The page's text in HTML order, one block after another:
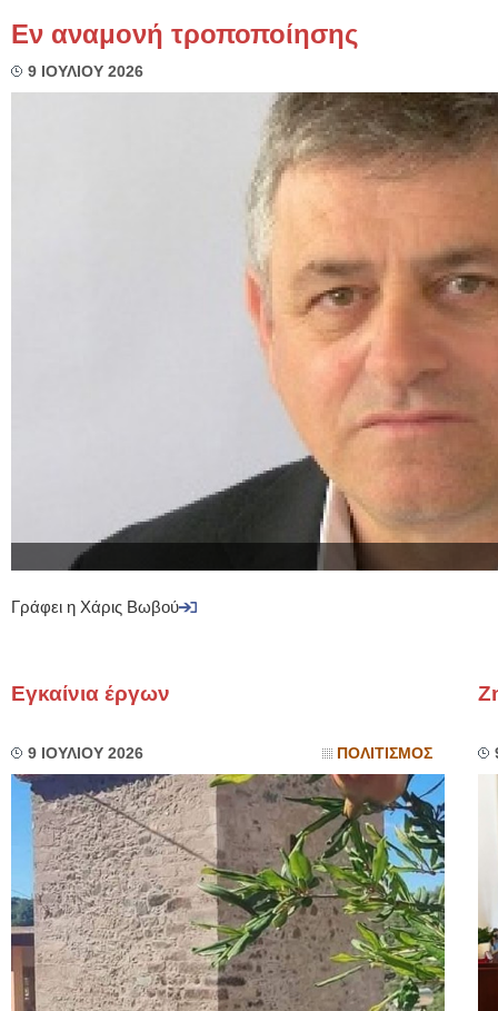
Εν αναμονή τροποποίησης
9 ΙΟΥΛΙΟΥ 2026
Γράφει η Χάρις Βωβού
Εγκαίνια έργων
9 ΙΟΥΛΙΟΥ 2026 ΠΟΛΙΤΙΣΜΟΣ